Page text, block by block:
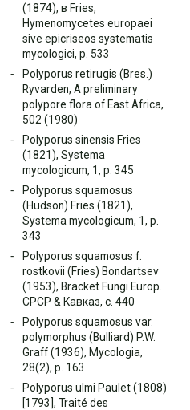
(1874), в Fries,
Hymenomycetes europaei
sive epicriseos systematis
mycologici, p. 533
Polyporus retirugis (Bres.)
Ryvarden, A preliminary
polypore flora of East Africa,
502 (1980)
Polyporus sinensis Fries
(1821), Systema
mycologicum, 1, p. 345
Polyporus squamosus
(Hudson) Fries (1821),
Systema mycologicum, 1, p.
343
Polyporus squamosus f.
rostkovii (Fries) Bondartsev
(1953), Bracket Fungi Europ.
СРСР & Кавказ, с. 440
Polyporus squamosus var.
polymorphus (Bulliard) P.W.
Graff (1936), Mycologia,
28(2), p. 163
Polyporus ulmi Paulet (1808)
[1793], Traité des